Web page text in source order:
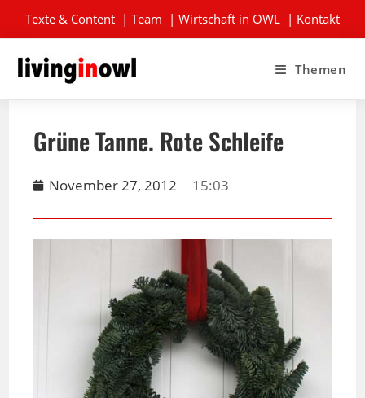
Texte & Content | Team | Wirtschaft in OWL | Kontakt
Themen
Grüne Tanne. Rote Schleife
November 27, 2012 15:03